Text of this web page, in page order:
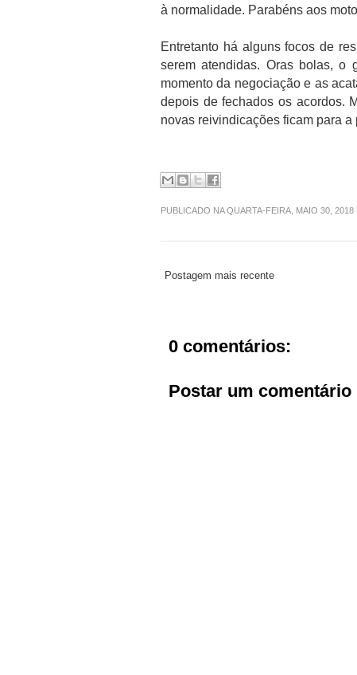
à normalidade. Parabéns aos
Entretanto há alguns focos de
serem atendidas. Oras bolas, o
momento da negociação e as
depois de fechados os acordos.
novas reivindicações ficam para a
PUBLICADO NA QUARTA-FEIRA, MAIO 30, 2018
Postagem mais recente
0 comentários:
Postar um comentário